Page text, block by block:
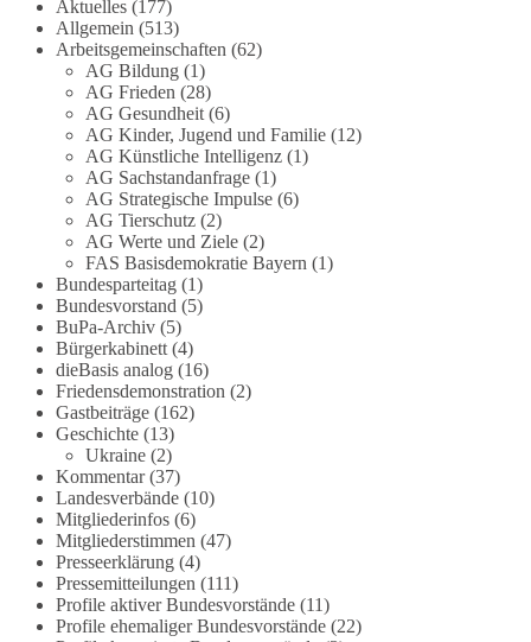
aufgearbeitet.
Auch in Deutschland warten viele Menschen bis
heute auf Antworten:
❓ Wie wurden politische Entscheidungen
getroffen?
❓ Welche Maßnahmen waren notwendig und
welche nicht?
❓Und wer übernimmt die Verantwortung für die
massiven Folgen für Kinder, Familien,
Unternehmen und das Vertrauen in unseren
Rechtsstaat?
🟩🟩🟦🟦🟥🟥🟧🟧
Eine demokratische Gesellschaft lebt nicht davon,
unbequeme Fragen zu vermeiden. Sie lebt davon,
Fragen offen zu stellen und transparent zu
beantworten.
dieBasis fordert deshalb weiterhin eine
unabhängige, vollständige und transparente
Aufarbeitung der Corona-Politik. Ohne
Denkverbote, ohne Vorverurteilungen und ohne
Aktuelles(177)
Allgemein (513)
Arbeitsgemeinschaften (62)
AG Bildung(1)
AG Frieden (28)
AG Gesundheit(6)
AG Kinder, Jugend und Familie(12)
AG Künstliche Intelligenz(1)
AG Sachstandanfrage(1)
AG Strategische Impulse(6)
AG Tierschutz(2)
AG Werte und Ziele(2)
FAS Basisdemokratie Bayern (1)
Bundesparteitag(1)
Bundesvorstand (5)
BuPa-Archiv(5)
Bürgerkabinett(4)
dieBasis analog(16)
Friedensdemonstration (2)
Gastbeiträge(162)
Geschichte(13)
Ukraine(2)
Kommentar(37)
Landesverbände(10)
Mitgliederinfos(6)
Mitgliederstimmen (47)
Presseerklärung(4)
Pressemitteilungen (111)
Profile aktiver Bundesvorstände(11)
Profile ehemaliger Bundesvorstände(22)